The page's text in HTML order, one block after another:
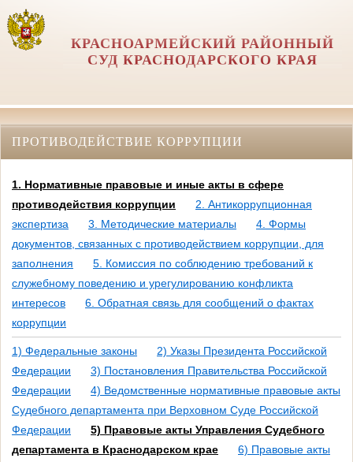
КРАСНОАРМЕЙСКИЙ РАЙОННЫЙ
СУД КРАСНОДАРСКОГО КРАЯ
ПРОТИВОДЕЙСТВИЕ КОРРУПЦИИ
1. Нормативные правовые и иные акты в сфере
противодействия коррупции
2. Антикоррупционная
экспертиза
3. Методические материалы
4. Формы
документов, связанных с противодействием коррупции, для
заполнения
5. Комиссия по соблюдению требований к
служебному поведению и урегулированию конфликта
интересов
6. Обратная связь для сообщений о фактах
коррупции
1) Федеральные законы
2) Указы Президента Российской
Федерации
3) Постановления Правительства Российской
Федерации
4) Ведомственные нормативные правовые акты
Судебного департамента при Верховном Суде Российской
Федерации
5) Правовые акты Управления Судебного
департамента в Краснодарском крае
6) Правовые акты